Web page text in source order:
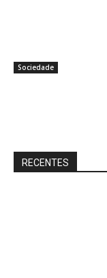
Sociedade
RECENTES